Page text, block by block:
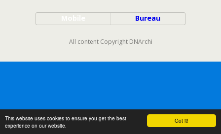
Got it!
This website uses cookies to ensure you get the best
experience on our website.
Bureau
All content Copyright DNArchi